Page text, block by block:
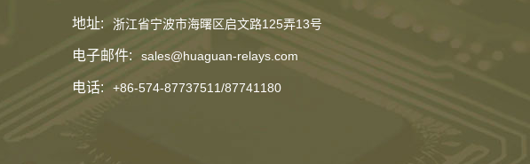
地址: 浙江省宁波市海曙区启文路125弄13号
电子邮件: sales@huaguan-relays.com
电话: +86-574-87737511/87741180